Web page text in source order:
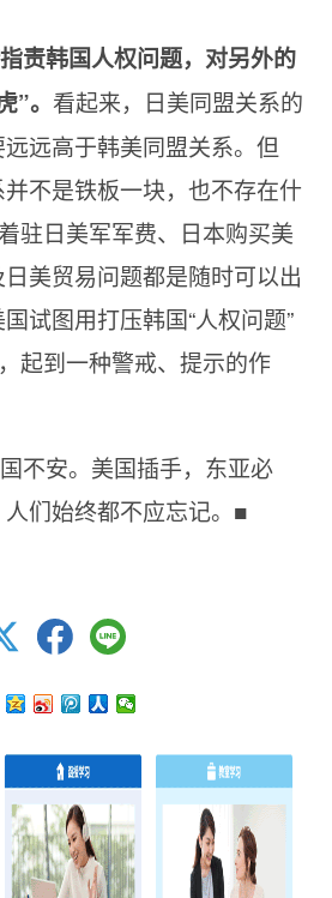
责韩国人权问题，对另外的
”。 看起来，日美同盟关系的
远高于韩美同盟关系。但
不是铁板一块，也不存在什
驻日美军军费、日本购买美
美贸易问题都是随时可以出
试图用打压韩国“人权问题”
起到一种警戒、提示的作
不安。美国插手，东亚必
们始终都不应忘记。■